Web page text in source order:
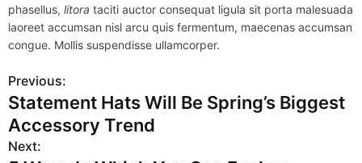
phasellus, litora taciti auctor consequat ligula sit porta malesuada
laoreet accumsan nisl arcu quis fermentum, maecenas accumsan
congue. Mollis suspendisse ullamcorper.
P
o
s
Previous:
Statement Hats Will Be Spring’s Biggest
Accessory Trend
Next: